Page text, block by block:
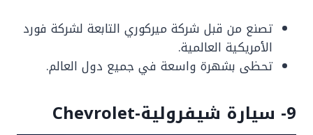
تصنع من قبل شركة ميركوري التابعة لشركة فورد
الأمريكية العالمية.
تحظى بشهرة واسعة في جميع دول العالم.
9- سيارة شيفرولية-Chevrolet